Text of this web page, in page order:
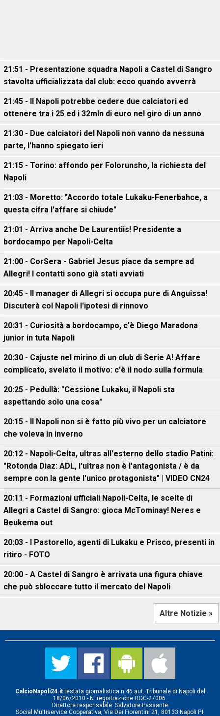
21:51 - Presentazione squadra Napoli a Castel di Sangro
stavolta ufficializzata dal club: ecco quando avverrà
21:45 - Il Napoli potrebbe cedere due calciatori ed
ottenere tra i 25 ed i 32mln di euro nel giro di un anno
21:30 - Due calciatori del Napoli non vanno da nessuna
parte, l'hanno spiegato ieri
21:15 - Torino: affondo per Folorunsho, la richiesta del
Napoli
21:03 - Moretto: "Accordo totale Lukaku-Fenerbahce, a
questa cifra l'affare si chiude"
21:01 - Arriva anche De Laurentiis! Presidente a
bordocampo per Napoli-Celta
21:00 - CorSera - Gabriel Jesus piace da sempre ad
Allegri! I contatti sono già stati avviati
20:45 - Il manager di Allegri si occupa pure di Anguissa!
Discuterà col Napoli l'ipotesi di rinnovo
20:31 - Curiosità a bordocampo, c'è Diego Maradona
junior in tuta Napoli
20:30 - Cajuste nel mirino di un club di Serie A! Affare
complicato, svelato il motivo: c'è il nodo sulla formula
20:25 - Pedullà: "Cessione Lukaku, il Napoli sta
aspettando solo una cosa"
20:15 - Il Napoli non si è fatto più vivo per un calciatore
che voleva in inverno
20:12 - Napoli-Celta, ultras all'esterno dello stadio Patini:
"Rotonda Diaz: ADL, l'ultras non è l'antagonista / è da
sempre con la gente l'unico protagonista" | VIDEO CN24
20:11 - Formazioni ufficiali Napoli-Celta, le scelte di
Allegri a Castel di Sangro: gioca McTominay! Neres e
Beukema out
20:03 - I Pastorello, agenti di Lukaku e Prisco, presenti in
ritiro - FOTO
20:00 - A Castel di Sangro è arrivata una figura chiave
che può sbloccare tutto il mercato del Napoli
Altre Notizie »
CalcioNapoli24.ittestata giornalistica n.46 aut. Tribunale di Napoli del
18/06/2010 - N. registrazione ROC-27006.
Direttore responsabile: Salvatore Passante
Social Multiservice Cooperativa, Via Dei Fiorentini 21, 80133 Napoli P.I.